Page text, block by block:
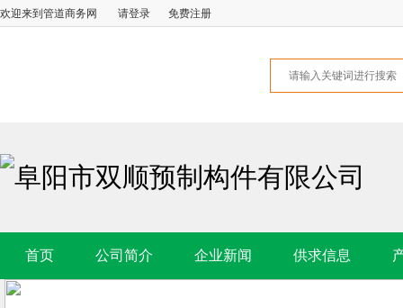
欢迎来到管道商务网 请登录 免费注册
阜阳市双顺预制构件有限公司
首页 公司简介 企业新闻 供求信息